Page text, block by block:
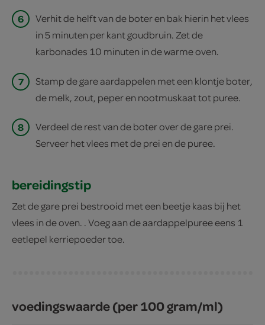
6
Verhit de helft van de boter en bak hierin het vlees
in 5 minuten per kant goudbruin. Zet de
karbonades 10 minuten in de warme oven.
7
Stamp de gare aardappelen met een klontje boter,
de melk, zout, peper en nootmuskaat tot puree.
8
Verdeel de rest van de boter over de gare prei.
Serveer het vlees met de prei en de puree.
bereidingstip
Zet de gare prei bestrooid met een beetje kaas bij het
vlees in de oven. . Voeg aan de aardappelpuree eens 1
eetlepel kerriepoeder toe.
voedingswaarde (per 100 gram/ml)